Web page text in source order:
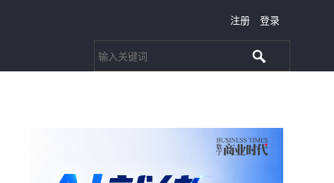
注册 登录